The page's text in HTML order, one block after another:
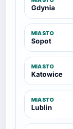
Gdynia
MIASTO
Sopot
MIASTO
Katowice
MIASTO
Lublin